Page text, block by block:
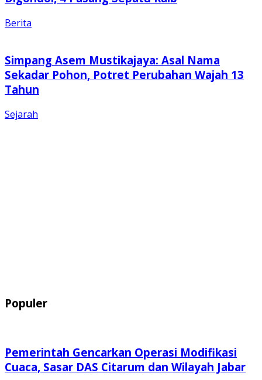
Berita
Simpang Asem Mustikajaya: Asal Nama
Sekadar Pohon, Potret Perubahan Wajah 13
Tahun
Sejarah
Populer
Pemerintah Gencarkan Operasi Modifikasi
Cuaca, Sasar DAS Citarum dan Wilayah Jabar